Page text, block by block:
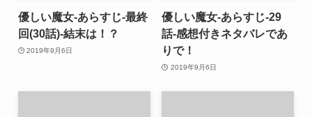
優しい魔女-あらすじ-最終
回(30話)-結末は！？
2019年9月6日
優しい魔女-あらすじ-29
話-感想付きネタバレであ
りで！
2019年9月6日